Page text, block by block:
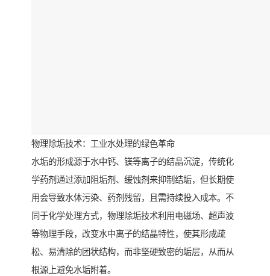
物理除垢技术：工业水处理的绿色革命
水垢的形成源于水中钙、镁等离子的结晶沉淀，传统化
学药剂通过添加阻垢剂、缓蚀剂来抑制结垢，但长期使
用会导致水体污染、药剂残留，且需持续投入成本。不
同于化学处理方式，物理除垢技术利用电磁场、超声波
等物理手段，改变水中离子的结晶特性，使其形成疏
松、易清除的团状结构，而非坚硬致密的垢层，从而从
根源上避免水垢附着。